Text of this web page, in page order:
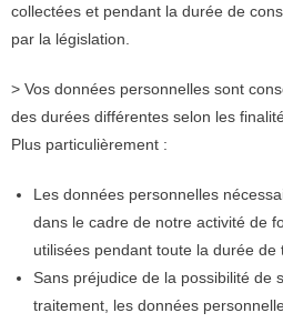
collectées et pendant la durée de
par la législation.
> Vos données personnelles sont
des durées différentes selon les
Plus particulièrement :
Les données personnelles
dans le cadre de notre activité de
utilisées pendant toute la durée de
Sans préjudice de la possibilité de
traitement, les données